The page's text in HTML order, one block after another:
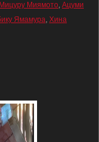
Мицуру Миямото, Ацуми
Ямамура, Хина